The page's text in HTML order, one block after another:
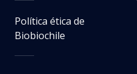
Política ética de
Biobiochile